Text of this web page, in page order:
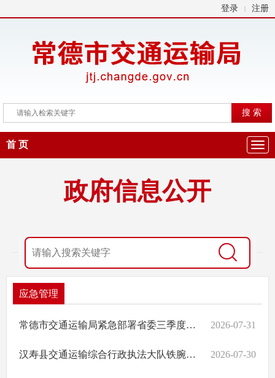
登录 | 注册
首 页
政府信息公开
应急管理
常德市交通运输局紧急部署省委三季度安全生产明察暗访问题整改工作 2026-07-31
汉寿县交通运输综合行政执法大队铁腕治乱护出行多措并举保平安 2026-07-30